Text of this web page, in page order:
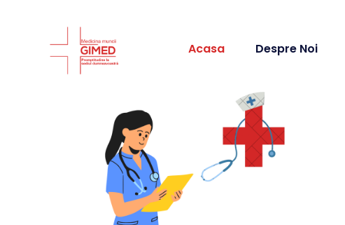
Acasa Despre Noi